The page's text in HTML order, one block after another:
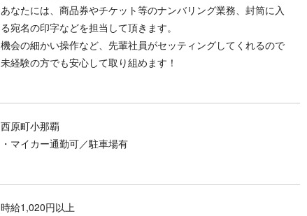
あなたには、商品券やチケット等のナンバリング業務、封筒に入
る宛名の印字などを担当して頂きます。
機会の細かい操作など、先輩社員がセッティングしてくれるので
未経験の方でも安心して取り組めます！
西原町小那覇
・マイカー通勤可／駐車場有
時給1,020円以上